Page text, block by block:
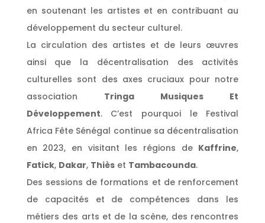
en soutenant les artistes et en contribuant au
développement du secteur culturel.
La circulation des artistes et de leurs œuvres
ainsi que la décentralisation des activités
culturelles sont des axes cruciaux pour notre
association Tringa Musiques Et
Développement. C’est pourquoi le Festival
Africa Fête Sénégal continue sa décentralisation
en 2023, en visitant les régions de Kaffrine,
Fatick, Dakar, Thièset Tambacounda.
Des sessions de formations et de renforcement
de capacités et de compétences dans les
métiers des arts et de la scène, des rencontres